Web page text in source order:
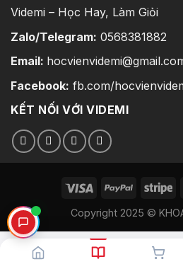
Videmi – Học Hay, Làm Giỏi
Zalo/Telegram: 0568381882
Email:
Facebook: fb.com/
KẾT NỐI VỚI VIDEMI
Copyright 2025 ©